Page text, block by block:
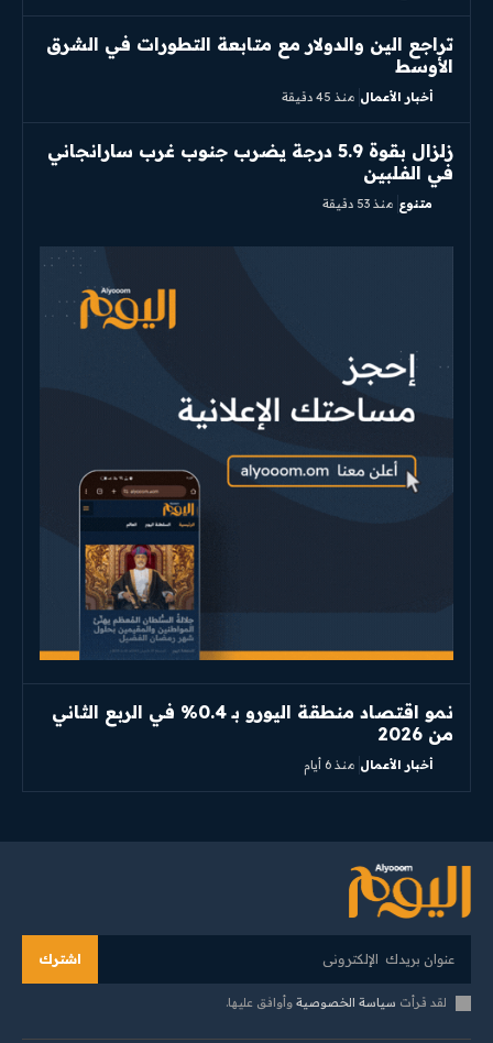
تراجع الين والدولار مع متابعة التطورات في الشرق
الأوسط
أخبار الأعمال منذ 45 دقيقة
زلزال بقوة 5.9 درجة يضرب جنوب غرب سارانجاني
في الفلبين
متنوع منذ 53 دقيقة
نمو اقتصاد منطقة اليورو بـ 0.4% في الربع الثاني
من 2026
أخبار الأعمال منذ 6 أيام
اشترك
لقد قرأت سياسة الخصوصية وأوافق عليها.